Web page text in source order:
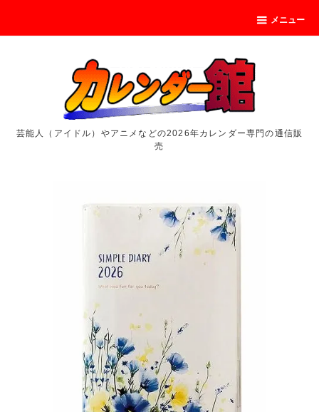
メニュー
芸能人（アイドル）やアニメなどの2026年カレンダー専門の通信販
売